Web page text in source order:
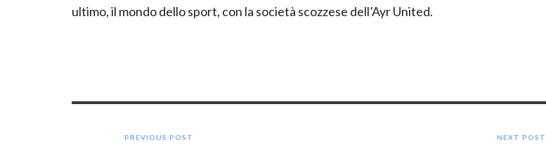
ultimo, il mondo dello sport, con la società scozzese dell’Ayr United.
PREVIOUS POST NEXT POST